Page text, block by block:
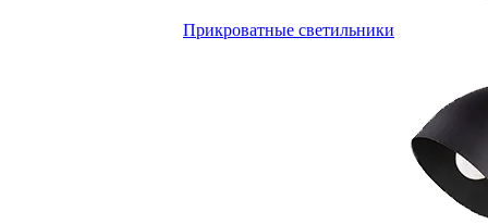
Прикроватные светильники